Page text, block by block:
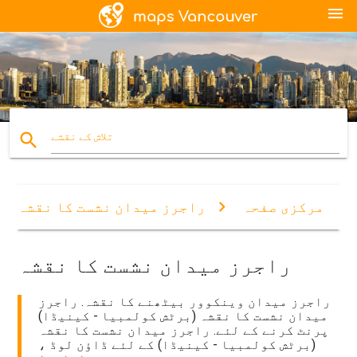
menu
search تلاش کے نقشے
مرکزی صفحہ راجرز میدان نشست کا نقشہ
راجرز میدان نشست کا نقشہ
راجرز میدان وینکوور بیٹھنے کا نقشہ. راجرز
میدان نشست کا نقشہ (برٹش کولمبیا - کینیڈا)
پرنٹ کرنے کے لئے. راجرز میدان نشست کا نقشہ
(برٹش کولمبیا - کینیڈا) کے لئے ڈاؤن لوڈ ،